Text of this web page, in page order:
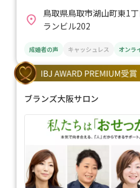
鳥取県鳥取市湖山町東1
ランビル202
成婚者の声 キャッシュレス オンラ
ブランズ大阪サロン